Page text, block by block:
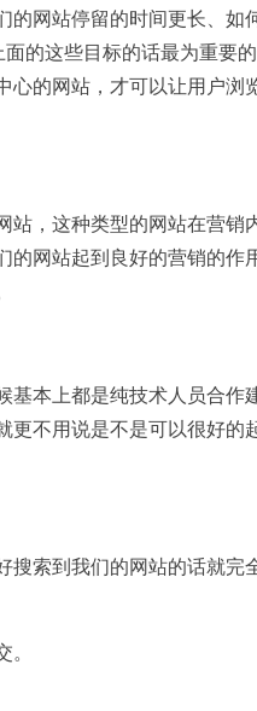
网站停留的时间更长、如
的这些目标的话最为重要
的网站，才可以让用户浏
，这种类型的网站在营销
网站起到良好的营销的作
本上都是纯技术人员合作
不用说是不是可以很好的
索到我们的网站的话就完